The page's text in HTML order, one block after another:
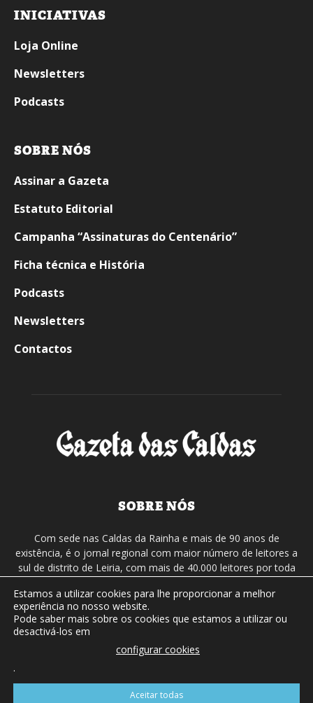
INICIATIVAS
Loja Online
Newsletters
Podcasts
SOBRE NÓS
Assinar a Gazeta
Estatuto Editorial
Campanha “Assinaturas do Centenário”
Ficha técnica e História
Podcasts
Newsletters
Contactos
SOBRE NÓS
Com sede nas Caldas da Rainha e mais de 90 anos de
existência, é o jornal regional com maior número de leitores a
sul de distrito de Leiria, com mais de 40.000 leitores por toda
Continental e assinatura online.
SIGA-NOS
Estamos a utilizar cookies para lhe proporcionar a melhor
experiência no nosso website.
Pode saber mais sobre os cookies que estamos a utilizar ou
desactivá-los em
configurar cookies
.
Aceitar todas